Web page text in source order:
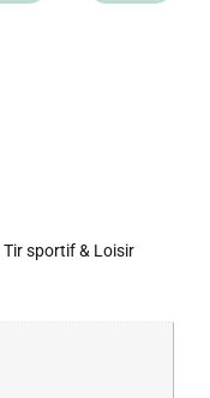
Tir sportif & Loisir